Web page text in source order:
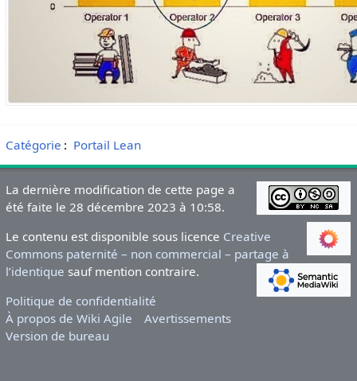
Catégorie : Portail Lean
La dernière modification de cette page a
été faite le 28 décembre 2023 à 10:58.
Le contenu est disponible sous licence Creative
Commons paternité – non commercial – partage à
l’identique sauf mention contraire.
Politique de confidentialité
À propos de Wiki Agile
Avertissements
Version de bureau